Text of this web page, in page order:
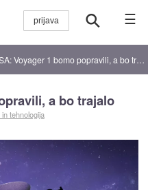
☰
Voyager 1 bomo popravili, a bo trajalo
a bo trajalo
tehnologija